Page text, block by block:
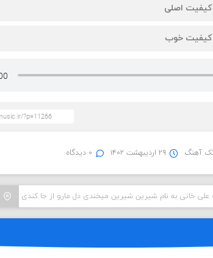
کیفیت اصلی
کیفیت خوب
آهنگ ۲۹ اردیبهشت ۱۴۰۲ ۰ دیدگاه
علی خانی به نام شیرین شیرین میخندی دل مارو از جا کندی